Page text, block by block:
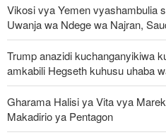
Vikosi vya Yemen vyashambulia
Uwanja wa Ndege wa Najran,
Trump anazidi kuchanganyikiwa
amkabili Hegseth kuhusu uhaba
Gharama Halisi ya Vita vya
Makadirio ya Pentagon